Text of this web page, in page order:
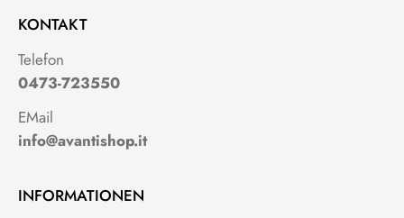
KONTAKT
Telefon
0473-723550
EMail
info@avantishop.it
INFORMATIONEN